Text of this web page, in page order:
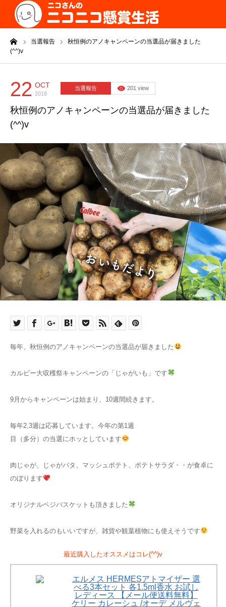
当選報告
秋恒例のアノキャンペーンの当選品が届きました
(^^)v
22 OCT
2018
当選報告 201 view
秋恒例のアノキャンペーンの当選品が届きました
(^^)v
毎年、秋恒例のアノキャンペーンの当選品が届きました
カルビー大収穫祭キャンペーンの「じゃがいも」です
9月からキャンペーンは始まり、10週間続きます。
毎年2,3週は応募しています。今年の第1週
目（多分）の当選にホッとしています
肉じゃが、じゃがバタ、マッシュポテト、ポテトサラダ・・が食卓に
のぼります
オリジナルベジバスケットも頂きました
野菜を入れるのもいいですが、雑貨や観葉植物にも使えそうです
最近購入したオススメはコレ(^^)v
エルメス HERMESアトマイザー 選
べる3本セット 各1.5ml香水 お試し
レディース 【メール便送料無料】
ケリー カレーシュ /オーデ メルヴェ